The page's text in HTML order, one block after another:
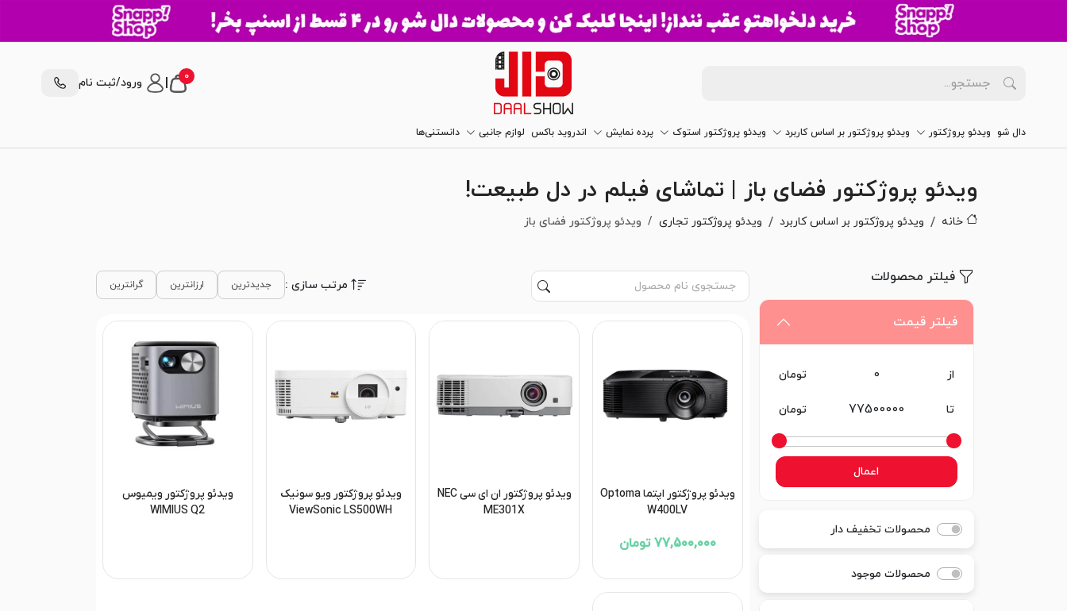
0
| ورود/ثبت نام
دال شو ویدئو پروژکتور ویدئو پروژکتور بر اساس کاربرد ویدئو پروژکتور استوک پرده نمایش اندروید باکس لوازم جانبی دانستنی‌ها
ویدئو پروژکتور فضای باز | تماشای فیلم در دل طبیعت!
خانه ویدئو پروژکتور بر اساس کاربرد ویدئو پروژکتور تجاری ویدئو پروژکتور فضای باز
فیلتر محصولات
فیلتر قیمت
از تومان
تا تومان
اعمال
محصولات تخفیف دار
محصولات موجود
مرتب سازی : جدیدترین ارزانترین گرانترین
ویدئو پروژکتور اپتما Optoma
W400LV
77,500,000 تومان
ویدئو پروژکتور ان ای سی NEC
ME301X
ویدئو پروژکتور ویو سونیک
ViewSonic LS500WH
ویدئو پروژکتور ویمیوس
WIMIUS Q2